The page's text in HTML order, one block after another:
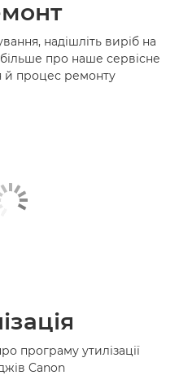
надішліть виріб на
про наше сервісне
й процес ремонту
програму утилізації
Canon